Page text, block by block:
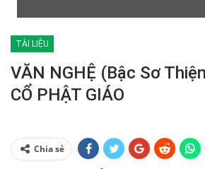
TÀI LIỆU
VĂN NGHỆ (Bậc Sơ
CỔ PHẬT GIÁO
Chia sẻ